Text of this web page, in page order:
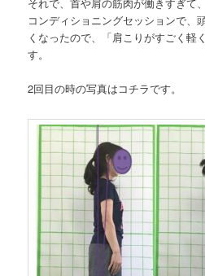
コンディショニングセッションで、
くなったので、「肩こりがすごく軽
す。
2回目の時の写真はコチラです。